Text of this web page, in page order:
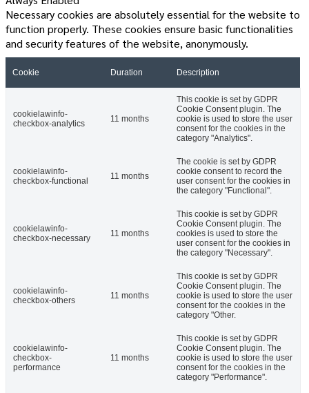
Necessary cookies are absolutely essential for the website to
function properly. These cookies ensure basic functionalities
and security features of the website, anonymously.
Cookie Duration Description
cookielawinfo-
checkbox-analytics
11 months
This cookie is set by GDPR
Cookie Consent plugin. The
cookie is used to store the user
consent for the cookies in the
category "Analytics".
cookielawinfo-
checkbox-functional
11 months
The cookie is set by GDPR
cookie consent to record the
user consent for the cookies in
the category "Functional".
cookielawinfo-
checkbox-necessary
11 months
This cookie is set by GDPR
Cookie Consent plugin. The
cookies is used to store the
user consent for the cookies in
the category "Necessary".
cookielawinfo-
checkbox-others
11 months
This cookie is set by GDPR
Cookie Consent plugin. The
cookie is used to store the user
consent for the cookies in the
category "Other.
cookielawinfo-
checkbox-
performance
11 months
This cookie is set by GDPR
Cookie Consent plugin. The
cookie is used to store the user
consent for the cookies in the
category "Performance".